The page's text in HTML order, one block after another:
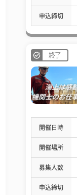
申込締切
終了
開催日時
開催場所
募集人数
申込締切